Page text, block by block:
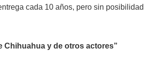
cada 10 años, pero sin posibilidad
Chihuahua y de otros actores”